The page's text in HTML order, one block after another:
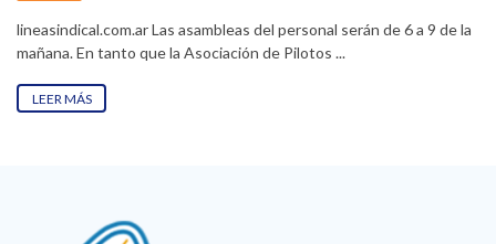
lineasindical.com.ar Las asambleas del personal serán de 6 a 9 de la
mañana. En tanto que la Asociación de Pilotos ...
LEER MÁS